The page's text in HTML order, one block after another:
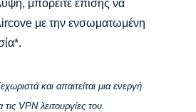
μπορείτε επίσης να
με την ενσωματωμένη
και απαιτείται μια ενεργή
VPN λειτουργίες του.